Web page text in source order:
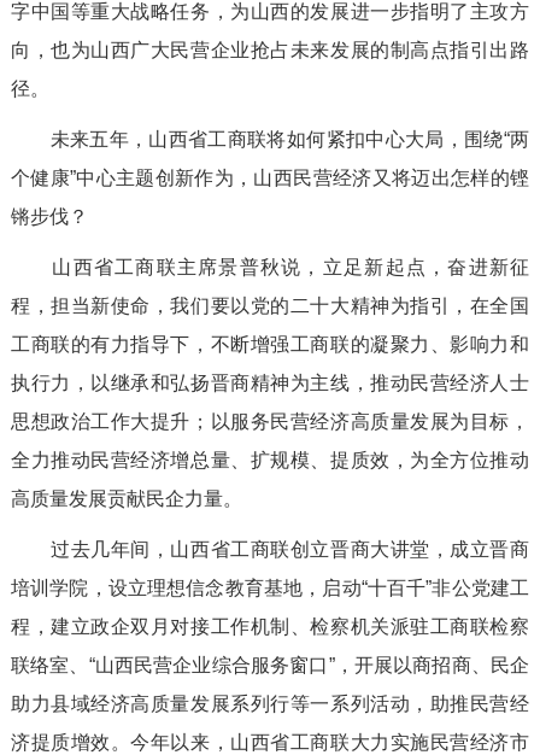
字中国等重大战略任务，为山西的发展进一步指明了主攻方
向，也为山西广大民营企业抢占未来发展的制高点指引出路
径。
未来五年，山西省工商联将如何紧扣中心大局，围绕“两
个健康”中心主题创新作为，山西民营经济又将迈出怎样的铿
锵步伐？
山西省工商联主席景普秋说，立足新起点，奋进新征
程，担当新使命，我们要以党的二十大精神为指引，在全国
工商联的有力指导下，不断增强工商联的凝聚力、影响力和
执行力，以继承和弘扬晋商精神为主线，推动民营经济人士
思想政治工作大提升；以服务民营经济高质量发展为目标，
全力推动民营经济增总量、扩规模、提质效，为全方位推动
高质量发展贡献民企力量。
过去几年间，山西省工商联创立晋商大讲堂，成立晋商
培训学院，设立理想信念教育基地，启动“十百千”非公党建工
程，建立政企双月对接工作机制、检察机关派驻工商联检察
联络室、“山西民营企业综合服务窗口”，开展以商招商、民企
助力县域经济高质量发展系列行等一系列活动，助推民营经
济提质增效。今年以来，山西省工商联大力实施民营经济市